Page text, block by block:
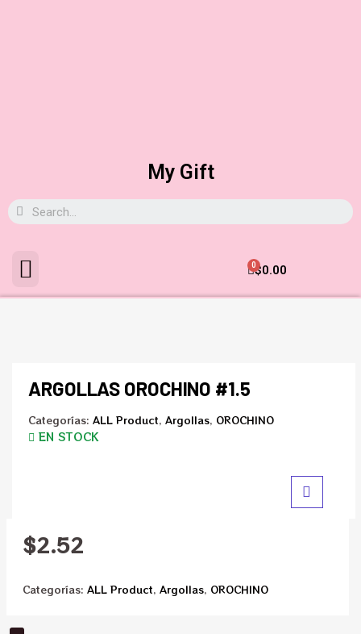
My Gift
$0.00
0
ARGOLLAS OROCHINO #1.5
Categorías: ALL Product, Argollas, OROCHINO
EN STOCK
$2.52
Categorías: ALL Product, Argollas, OROCHINO